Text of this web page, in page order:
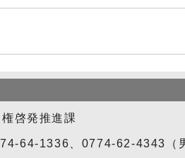
啓発推進課
64-1336、0774-62-4343（